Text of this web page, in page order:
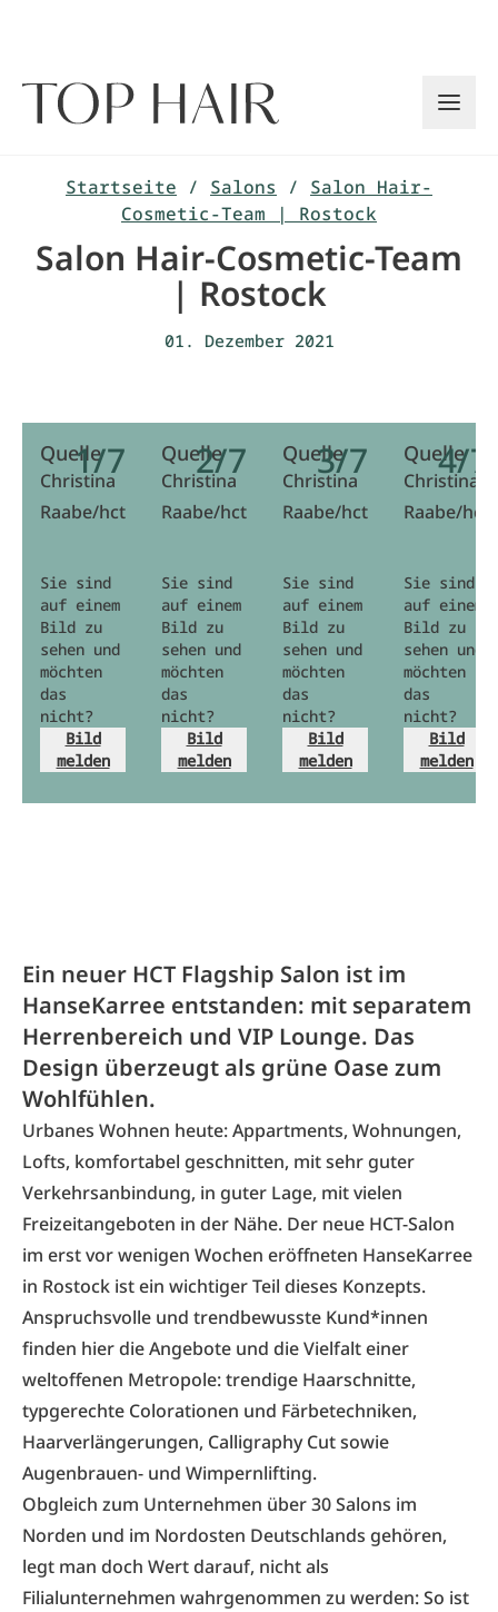
Startseite / Salons / Salon Hair-
Cosmetic-Team | Rostock
Salon Hair-Cosmetic-Team
| Rostock
01. Dezember 2021
1/7
Quelle
Christina
Raabe/hct
Sie sind
auf einem
Bild zu
sehen und
möchten
das
nicht?
Bild
melden
2/7
Quelle
Christina
Raabe/hct
Sie sind
auf einem
Bild zu
sehen und
möchten
das
nicht?
Bild
melden
3/7
Quelle
Christina
Raabe/hct
Sie sind
auf einem
Bild zu
sehen und
möchten
das
nicht?
Bild
melden
4/7
Quelle
Christina
Raabe/hct
Sie sind
auf einem
Bild zu
sehen und
möchten
das
nicht?
Bild
melden
Ein neuer HCT Flagship Salon ist im
HanseKarree entstanden: mit separatem
Herrenbereich und VIP Lounge. Das
Design überzeugt als grüne Oase zum
Wohlfühlen.
Urbanes Wohnen heute: Appartments, Wohnungen,
Lofts, komfortabel geschnitten, mit sehr guter
Verkehrsanbindung, in guter Lage, mit vielen
Freizeitangeboten in der Nähe. Der neue HCT-Salon
im erst vor wenigen Wochen eröffneten HanseKarree
in Rostock ist ein wichtiger Teil dieses Konzepts.
Anspruchsvolle und trendbewusste Kund*innen
finden hier die Angebote und die Vielfalt einer
weltoffenen Metropole: trendige Haarschnitte,
typgerechte Colorationen und Färbetechniken,
Haarverlängerungen, Calligraphy Cut sowie
Augenbrauen- und Wimpernlifting.
Obgleich zum Unternehmen über 30 Salons im
Norden und im Nordosten Deutschlands gehören,
legt man doch Wert darauf, nicht als
Filialunternehmen wahrgenommen zu werden: So ist